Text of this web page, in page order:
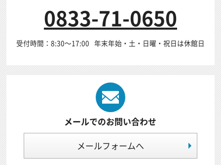
0833-71-0650
受付時間：8:30～17:00 年末年始・土・日曜・祝日は休館日
メールでのお問い合わせ
メールフォームへ